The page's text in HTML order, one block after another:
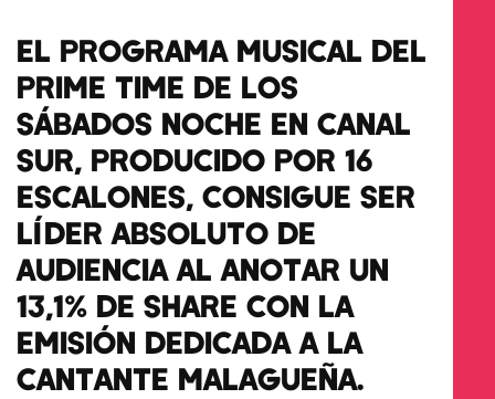
EL PROGRAMA MUSICAL DEL
PRIME TIME DE LOS
SÁBADOS NOCHE EN CANAL
SUR, PRODUCIDO POR 16
ESCALONES, CONSIGUE SER
LÍDER ABSOLUTO DE
AUDIENCIA AL ANOTAR UN
13,1% DE SHARE CON LA
EMISIÓN DEDICADA A LA
CANTANTE MALAGUEÑA.